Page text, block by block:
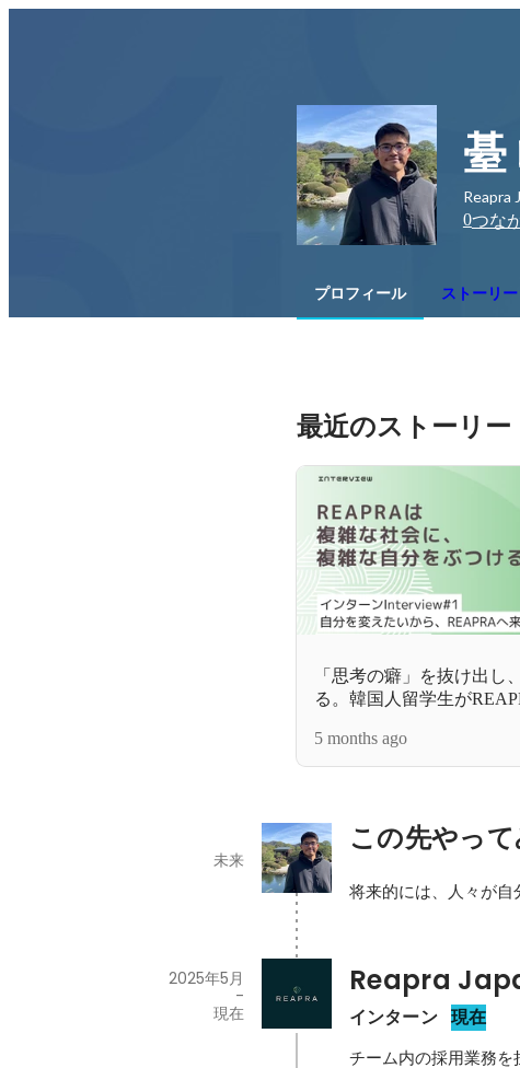
䑓
Reapra
0つな
プロフィール ストーリ
最近のストーリー
「思考の癖」を抜け出し
る。韓国人留学生が
5 months ago
この先やっ
未来
Reapra
インターン 現在
2025年5月
-
現在
チーム内の採用業務を